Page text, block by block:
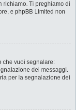
richiamo. Ti preghiamo di
e phpBB Limited non
che vuoi segnalare:
dei messaggi.
per la segnalazione dei